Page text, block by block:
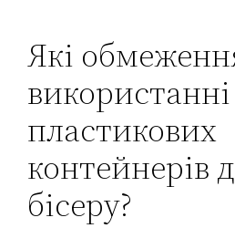
Які
використанні
пластикових
контейнерів
бісеру?